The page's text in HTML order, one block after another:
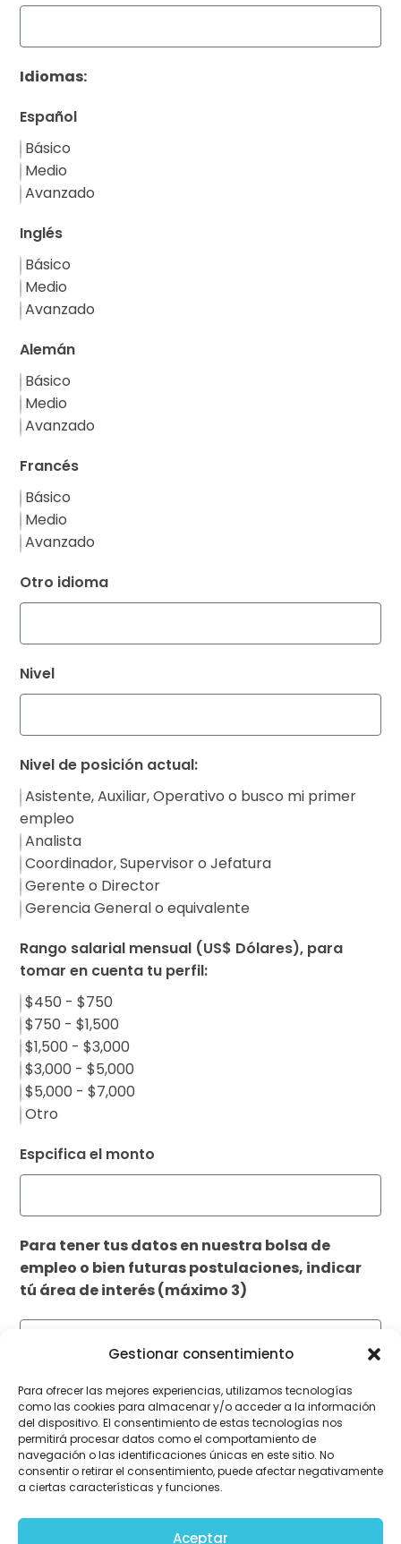
Gestionar consentimiento
Para ofrecer las mejores experiencias, utilizamos tecnologías
como las cookies para almacenar y/o acceder a la información
del dispositivo. El consentimiento de estas tecnologías nos
permitirá procesar datos como el comportamiento de
navegación o las identificaciones únicas en este sitio. No
consentir o retirar el consentimiento, puede afectar negativamente
a ciertas características y funciones.
Aceptar
Idiomas:
Español
Básico
Medio
Avanzado
Inglés
Básico
Medio
Avanzado
Alemán
Básico
Medio
Avanzado
Francés
Básico
Medio
Avanzado
Otro idioma
Nivel
Nivel de posición actual:
Asistente, Auxiliar, Operativo o busco mi primer
empleo
Analista
Coordinador, Supervisor o Jefatura
Gerente o Director
Gerencia General o equivalente
Rango salarial mensual (US$ Dólares), para
tomar en cuenta tu perfil:
$450 - $750
$750 - $1,500
$1,500 - $3,000
$3,000 - $5,000
$5,000 - $7,000
Otro
Espcifica el monto
Para tener tus datos en nuestra bolsa de
empleo o bien futuras postulaciones, indicar
tú área de interés (máximo 3)